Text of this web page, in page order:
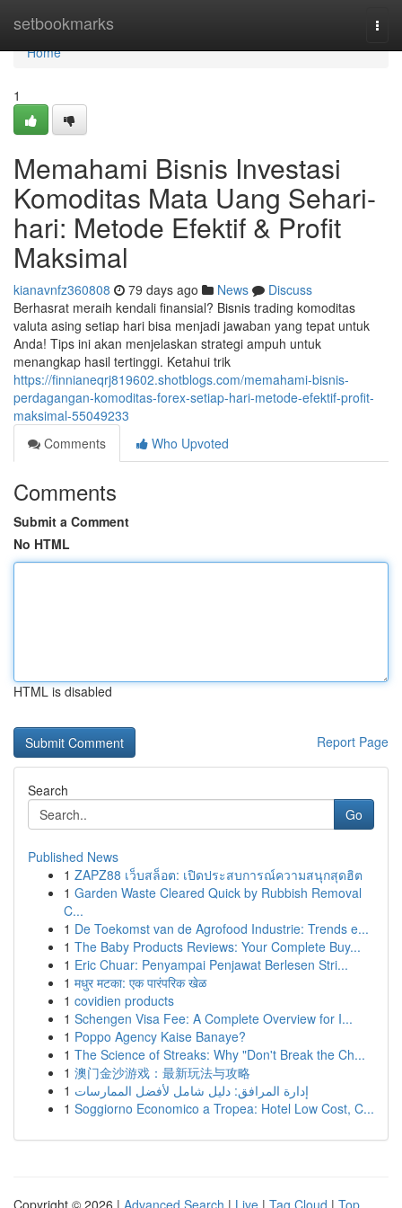
setbookmarks
Home
Home
1
Memahami Bisnis Investasi
Komoditas Mata Uang Sehari-
hari: Metode Efektif & Profit
Maksimal
kianavnfz360808 79 days ago News
Discuss
Berhasrat meraih kendali finansial? Bisnis trading komoditas
valuta asing setiap hari bisa menjadi jawaban yang tepat untuk
Anda! Tips ini akan menjelaskan strategi ampuh untuk
menangkap hasil tertinggi. Ketahui trik
https://finnianeqrj819602.shotblogs.com/memahami-bisnis-
perdagangan-komoditas-forex-setiap-hari-metode-efektif-profit-
maksimal-55049233
Comments
Who Upvoted
Comments
Submit a Comment
No HTML
HTML is disabled
Report Page
Search
Go
Published News
1 ZAPZ88 เว็บสล็อต: เปิดประสบการณ์ความสนุกสุดฮิต
1 Garden Waste Cleared Quick by Rubbish Removal
C...
1 De Toekomst van de Agrofood Industrie: Trends e...
1 The Baby Products Reviews: Your Complete Buy...
1 Eric Chuar: Penyampai Penjawat Berlesen Stri...
1 मधुर मटका: एक पारंपरिक खेळ
1 covidien products
1 Schengen Visa Fee: A Complete Overview for I...
1 Poppo Agency Kaise Banaye?
1 The Science of Streaks: Why "Don't Break the Ch...
1 澳门金沙游戏：最新玩法与攻略
1 إدارة المرافق: دليل شامل لأفضل الممارسات
1 Soggiorno Economico a Tropea: Hotel Low Cost, C...
Copyright © 2026 | Advanced Search | Live | Tag Cloud | Top